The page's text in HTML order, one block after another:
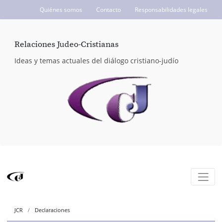
Quiénes somos Contacto Responsabilidades legales
Relaciones Judeo-Cristianas
Ideas y temas actuales del diálogo cristiano-judío
JCR Declaraciones